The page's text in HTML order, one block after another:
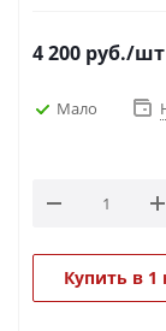
4 200 руб./шт
Мало
Купить в 1